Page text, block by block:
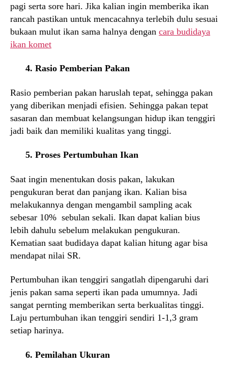
pagi serta sore hari. Jika kalian ingin memberika ikan
rancah pastikan untuk mencacahnya terlebih dulu sesuai
bukaan mulut ikan sama halnya dengan cara budidaya
ikan komet
4. Rasio Pemberian Pakan
Rasio pemberian pakan haruslah tepat, sehingga pakan
yang diberikan menjadi efisien. Sehingga pakan tepat
sasaran dan membuat kelangsungan hidup ikan tenggiri
jadi baik dan memiliki kualitas yang tinggi.
5. Proses Pertumbuhan Ikan
Saat ingin menentukan dosis pakan, lakukan
pengukuran berat dan panjang ikan. Kalian bisa
melakukannya dengan mengambil sampling acak
sebesar 10% sebulan sekali. Ikan dapat kalian bius
lebih dahulu sebelum melakukan pengukuran.
Kematian saat budidaya dapat kalian hitung agar bisa
mendapat nilai SR.
Pertumbuhan ikan tenggiri sangatlah dipengaruhi dari
jenis pakan sama seperti ikan pada umumnya. Jadi
sangat pernting memberikan serta berkualitas tinggi.
Laju pertumbuhan ikan tenggiri sendiri 1-1,3 gram
setiap harinya.
6. Pemilahan Ukuran